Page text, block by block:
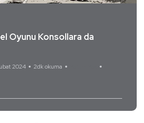
Oyunu Konsollara da
2024 2dk okuma